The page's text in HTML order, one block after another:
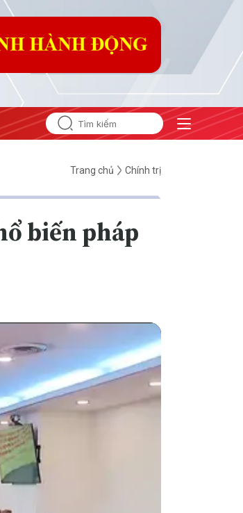
Đảng #Hội nghị Trung ương 3
Trang chủ Chính trị
biến pháp